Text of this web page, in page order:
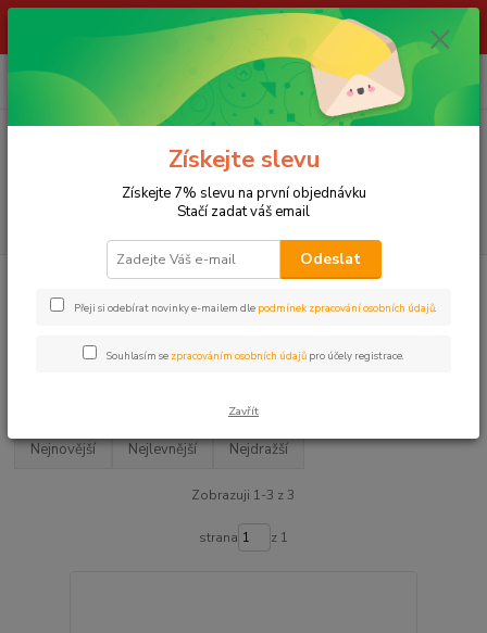
ŽIVÉ NÁSTRAHY !!! NEPOSÍLÁME !!! - ODBĚR POUZE NA NAŠÍ
za
LOV KAPRŮ Stojany, hrazdy a rohatinky HRAZDY
HRAZDY
Nejnovější Nejlevnější Nejdražší
Zobrazuji 1-3 z 3
strana z 1
Získejte slevu
Získejte 7% slevu na první objednávku
Stačí zadat váš email
Odeslat
Přeji si odebírat novinky e-mailem dle podmínek zpracování osobních údajů.
Souhlasím se zpracováním osobních údajů pro účely registrace.
Zavřít